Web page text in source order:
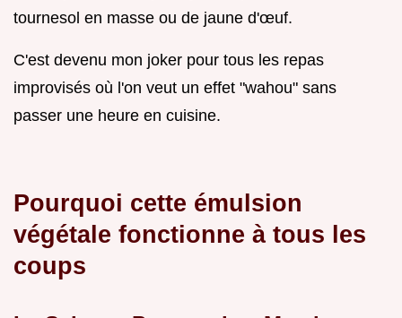
tournesol en masse ou de jaune d'œuf.
C'est devenu mon joker pour tous les repas
improvisés où l'on veut un effet "wahou" sans
passer une heure en cuisine.
Pourquoi cette émulsion
végétale fonctionne à tous les
coups